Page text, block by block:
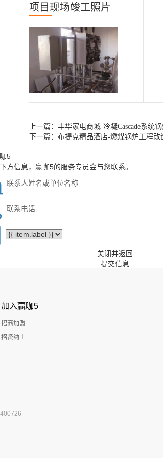
项目现场竣工照片
上一篇： 丰华家电商城-冷凝Cascade系统
下一篇： 布提克精品酒店-燃煤锅炉工程改
5
方信息，赢咖5的服务专员会与您联系。
关闭并返回
提交信息
加入赢咖5
招商加盟
招贤纳士